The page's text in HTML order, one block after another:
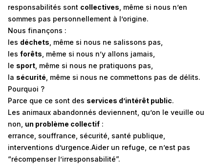
responsabilités sont collectives , même si nous n’en
sommes pas personnellement à l’origine.
Nous finançons :
les déchets , même si nous ne salissons pas,
les forêts , même si nous n’y allons jamais,
le sport , même si nous ne pratiquons pas,
la sécurité , même si nous ne commettons pas de délits.
Pourquoi ?
Parce que ce sont des services d’intérêt public.
Les animaux abandonnés deviennent, qu’on le veuille ou
non, un problème collectif :
errance, souffrance, sécurité, santé publique,
interventions d’urgence.Aider un refuge, ce n’est pas
“récompenser l’irresponsabilité”.